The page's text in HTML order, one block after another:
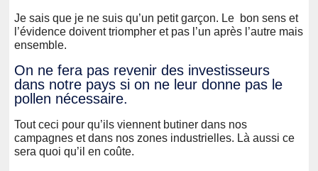
Je sais que je ne suis qu’un petit garçon. Le bon sens et
l’évidence doivent triompher et pas l’un après l’autre mais
ensemble.
On ne fera pas revenir des investisseurs
dans notre pays si on ne leur donne pas le
pollen nécessaire.
Tout ceci pour qu’ils viennent butiner dans nos
campagnes et dans nos zones industrielles. Là aussi ce
sera quoi qu’il en coûte.